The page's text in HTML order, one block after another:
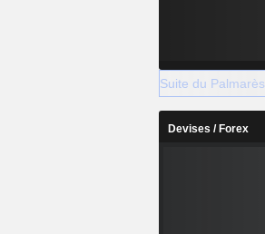
Suite du Palmarès
Devises / Forex